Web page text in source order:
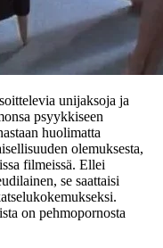
unijaksoja ja
psyykkiseen
huolimatta
olemuksesta,
filmeissä. Ellei
se saattaisi
on pehmopornosta